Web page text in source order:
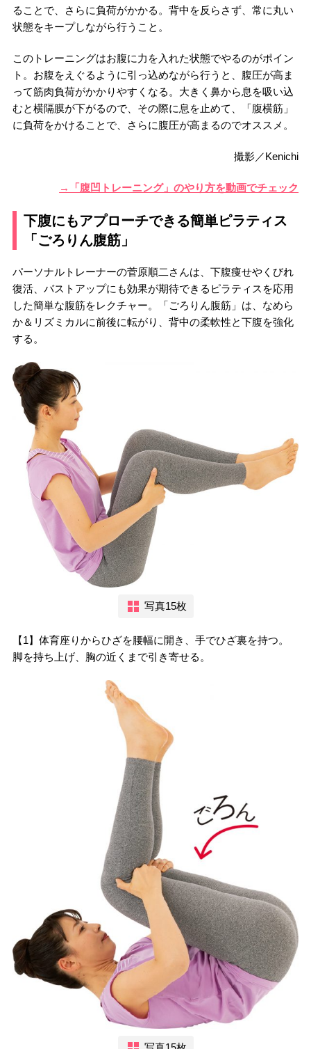
ることで、さらに負荷がかかる。背中を反らさず、常に丸い
状態をキープしながら行うこと。
このトレーニングはお腹に力を入れた状態でやるのがポイン
ト。お腹をえぐるように引っ込めながら行うと、腹圧が高ま
って筋肉負荷がかかりやすくなる。大きく鼻から息を吸い込
むと横隔膜が下がるので、その際に息を止めて、「腹横筋」
に負荷をかけることで、さらに腹圧が高まるのでオススメ。
撮影／Kenichi
→「腹凹トレーニング」のやり方を動画でチェック
下腹にもアプローチできる簡単ピラティス
「ごろりん腹筋」
パーソナルトレーナーの菅原順二さんは、下腹痩せやくびれ
復活、バストアップにも効果が期待できるピラティスを応用
した簡単な腹筋をレクチャー。「ごろりん腹筋」は、なめら
か＆リズミカルに前後に転がり、背中の柔軟性と下腹を強化
する。
写真15枚
【1】体育座りからひざを腰幅に開き、手でひざ裏を持つ。
脚を持ち上げ、胸の近くまで引き寄せる。